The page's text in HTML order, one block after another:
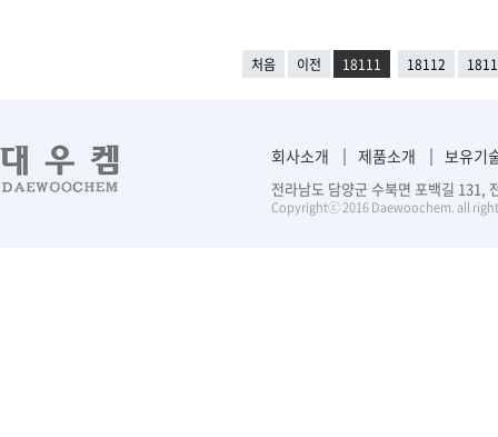
처음 이전 18111 18112
회사소개 제품소개 보유기
전라남도 담양군 수북면 포백길
Copyrightⓒ 2016 Daewoochem. all